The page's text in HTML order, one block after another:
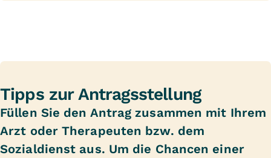
Tipps zur Antragsstellung
Füllen Sie den Antrag zusammen mit Ihrem
Arzt oder Therapeuten bzw. dem
Sozialdienst aus. Um die Chancen einer